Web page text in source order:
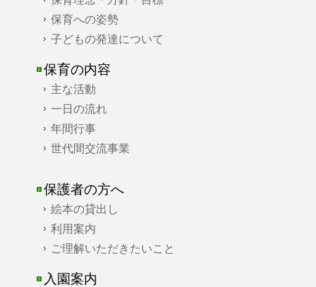
保育への姿勢
子どもの発達について
保育の内容
主な活動
一日の流れ
年間行事
世代間交流事業
保護者の方へ
絵本の貸出し
利用案内
ご理解いただきたいこと
入園案内